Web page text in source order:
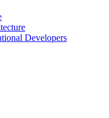
Developers